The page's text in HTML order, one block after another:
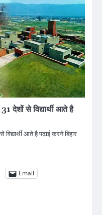
देशों से विद्यार्थी आते है
विद्यार्थी आते है पढ़ाई करने बिहार
Email